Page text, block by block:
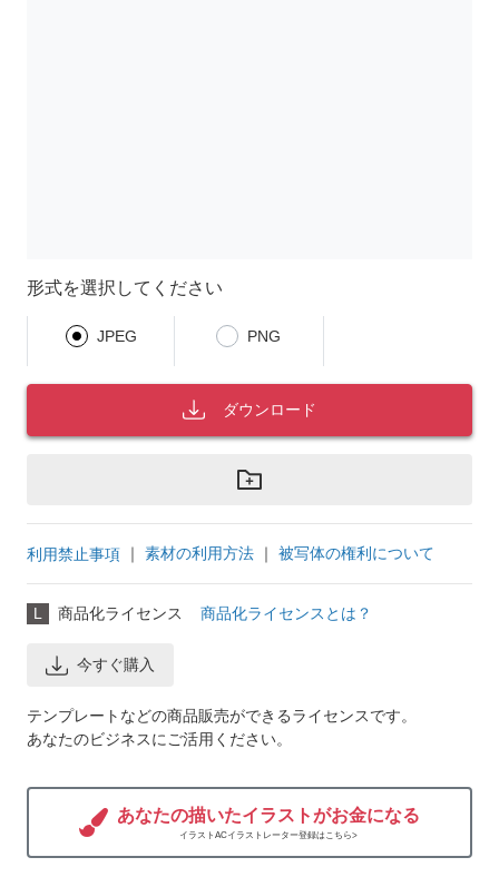
形式を選択してください
JPEG PNG
ダウンロード
利用禁止事項 ｜ 素材の利用方法 ｜ 被写体の権利について
L 商品化ライセンス 商品化ライセンスとは？
今すぐ購入
テンプレートなどの商品販売ができるライセンスです。
あなたのビジネスにご活用ください。
あなたの描いたイラストがお金になる
イラストACイラストレーター登録はこちら>